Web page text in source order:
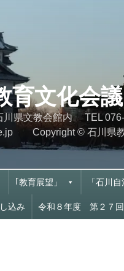
育文化会
10-5 石川県文教
Copyright © 石川県
｢教育展望」 「石川
込み 令和８年度 第２７回